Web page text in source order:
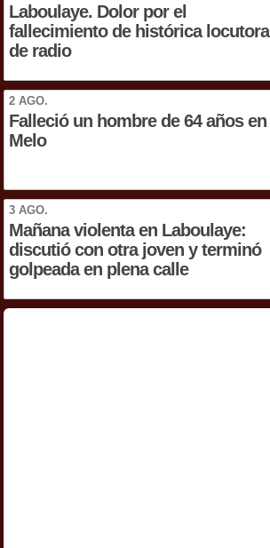
Laboulaye. Dolor por el
fallecimiento de histórica locutora
de radio
2 AGO.
Falleció un hombre de 64 años en
Melo
3 AGO.
Mañana violenta en Laboulaye:
discutió con otra joven y terminó
golpeada en plena calle